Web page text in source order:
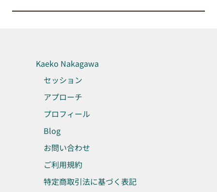
Kaeko Nakagawa
セッション
アプローチ
プロフィール
Blog
お問い合わせ
ご利用規約
特定商取引法に基づく表記